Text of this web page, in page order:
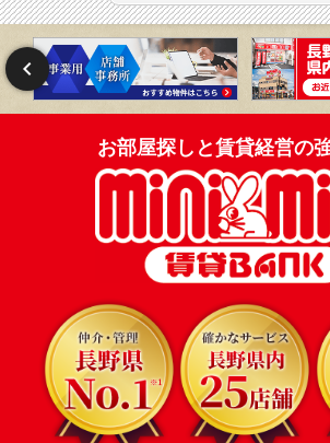
お部屋探しと賃貸経営の